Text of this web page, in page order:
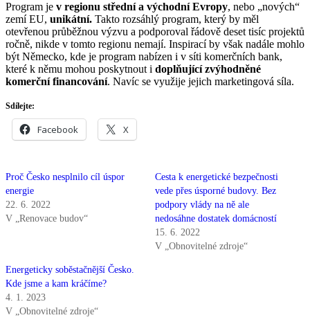
Program je v regionu střední a východní Evropy, nebo „nových“
zemí EU, unikátní. Takto rozsáhlý program, který by měl
otevřenou průběžnou výzvu a podporoval řádově deset tisíc projektů
ročně, nikde v tomto regionu nemají. Inspirací by však nadále mohlo
být Německo, kde je program nabízen i v síti komerčních bank,
které k němu mohou poskytnout i doplňující zvýhodněné
komerční financování. Navíc se využije jejich marketingová síla.
Sdílejte:
Facebook X
Proč Česko nesplnilo cíl úspor
energie
22. 6. 2022
V „Renovace budov“
Cesta k energetické bezpečnosti
vede přes úsporné budovy. Bez
podpory vlády na ně ale
nedosáhne dostatek domácností
15. 6. 2022
V „Obnovitelné zdroje“
Energeticky soběstačnější Česko.
Kde jsme a kam kráčíme?
4. 1. 2023
V „Obnovitelné zdroje“